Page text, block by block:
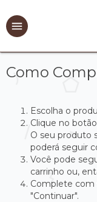
Como
Escolha o
Clique no
O seu produto
poderá seguir
Você pode
carrinho ou,
Complete com
"Continuar".